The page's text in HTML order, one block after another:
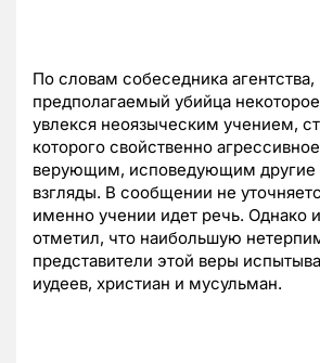
По словам собеседника агентства,
предполагаемый убийца
увлекся неоязыческим учением,
которого свойственно
верующим, исповедующим другие
взгляды. В сообщении не
именно учении идет речь. Однако
отметил, что наибольшую
представители этой веры
иудеев, христиан и мусульман.